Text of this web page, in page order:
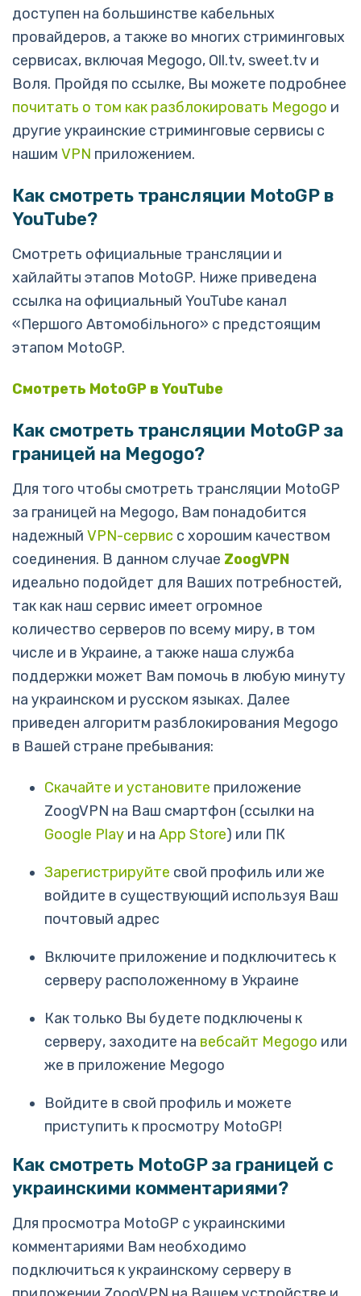
доступен на большинстве кабельных
провайдеров, а также во многих стриминговых
сервисах, включая Megogo, Oll.tv, sweet.tv и
Воля. Пройдя по ссылке, Вы можете подробнее
почитать о том как разблокировать Megogo и
другие украинские стриминговые сервисы с
нашим VPN приложением.
Как смотреть трансляции MotoGP в
YouTube?
Смотреть официальные трансляции и
хайлайты этапов MotoGP. Ниже приведена
ссылка на официальный YouTube канал
«Першого Автомобiльного» с предстоящим
этапом MotoGP.
Cмотреть MotoGP в YouTube
Как смотреть трансляции MotoGP за
границей на Megogo?
Для того чтобы смотреть трансляции MotoGP
за границей на Megogo, Вам понадобится
надежный VPN-сервис с хорошим качеством
соединения. В данном случае ZoogVPN
идеально подойдет для Ваших потребностей,
так как наш сервис имеет огромное
количество серверов по всему миру, в том
числе и в Украине, а также наша служба
поддержки может Вам помочь в любую минуту
на украинском и русском языках. Далее
приведен алгоритм разблокирования Megogo
в Вашей стране пребывания:
Скачайте и установите приложение
ZoogVPN на Ваш смартфон (ссылки на
Google Play и на App Store) или ПК
Зарегистрируйте свой профиль или же
войдите в существующий используя Ваш
почтовый адрес
Включите приложение и подключитесь к
серверу расположенному в Украине
Как только Вы будете подключены к
серверу, заходите на вебсайт Megogo или
же в приложение Megogo
Войдите в свой профиль и можете
приступить к просмотру MotoGP!
Как смотреть MotoGP за границей с
украинскими комментариями?
Для просмотра MotoGP с украинскими
комментариями Вам необходимо
подключиться к украинскому серверу в